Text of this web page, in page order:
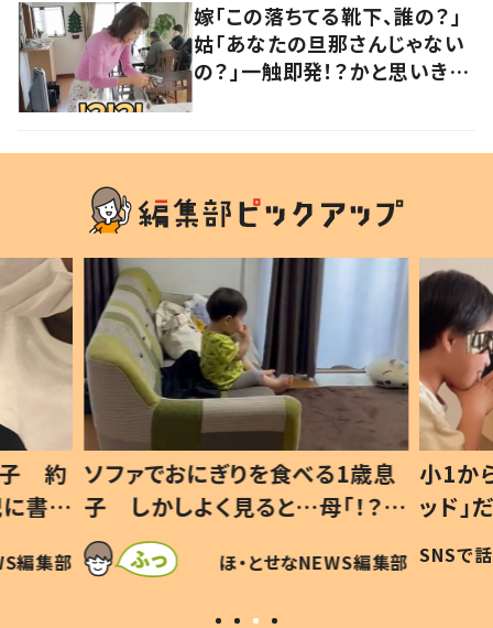
嫁「この落ちてる靴下、誰の？」
姑「あなたの旦那さんじゃない
の？」一触即発！？かと思いき
子 約
書い
編集部
ソファでおにぎりを食べる1歳息
子 しかしよく見ると…母「！？」
すべてを察した母の投稿に「可愛
いから許す！」「現行犯〜」
ほ・とせなNEWS編集部
小1か
ッド
作り
#令和
SNSで